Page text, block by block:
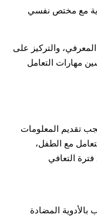
مع مختص نفسي
والتركيز على
مهارات التعامل
تقديم المعلومات
مع الطفل،
المضادة